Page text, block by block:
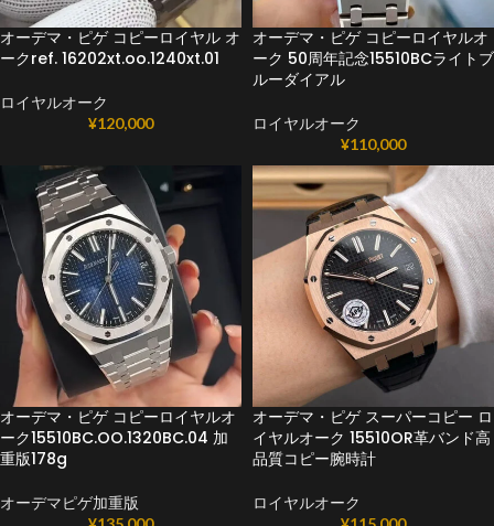
オーデマ・ピゲ コピーロイヤル オ
ークref. 16202xt.oo.1240xt.01
ロイヤルオーク
¥120,000
オーデマ・ピゲ コピーロイヤルオ
ーク 50周年記念15510BCライトブ
ルーダイアル
ロイヤルオーク
¥110,000
オーデマ・ピゲ コピーロイヤルオ
ーク15510BC.OO.1320BC.04 加
重版178g
オーデマピゲ加重版
オーデマ・ピゲ スーパーコピー ロ
イヤルオーク 15510OR革バンド高
品質コピー腕時計
ロイヤルオーク